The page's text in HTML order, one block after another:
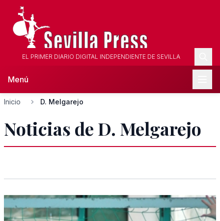
EL PRIMER DIARIO DIGITAL INDEPENDIENTE DE SEVILLA
Menú
Inicio D. Melgarejo
Noticias de D. Melgarejo